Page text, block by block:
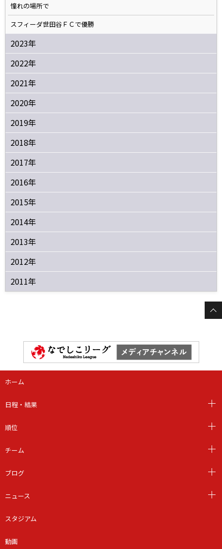
憧れの場所で
スフィーダ世田谷ＦＣで優勝
2023年
2022年
2021年
2020年
2019年
2018年
2017年
2016年
2015年
2014年
2013年
2012年
2011年
ホーム
日程・結果
順位
チーム
ブログ
ニュース
スタジアム
動画